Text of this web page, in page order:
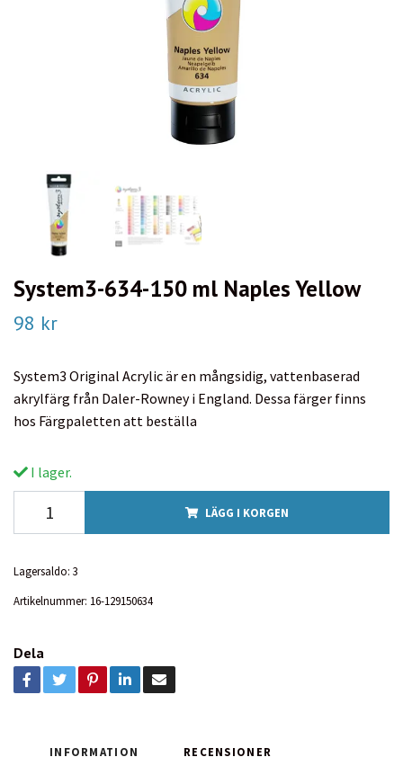
System3-634-150 ml Naples Yellow
98 kr
System3 Original Acrylic är en mångsidig, vattenbaserad
akrylfärg från Daler-Rowney i England. Dessa färger finns
hos Färgpaletten att beställa
I lager.
LÄGG I KORGEN
Lagersaldo: 3
Artikelnummer: 16-129150634
Dela
INFORMATION RECENSIONER